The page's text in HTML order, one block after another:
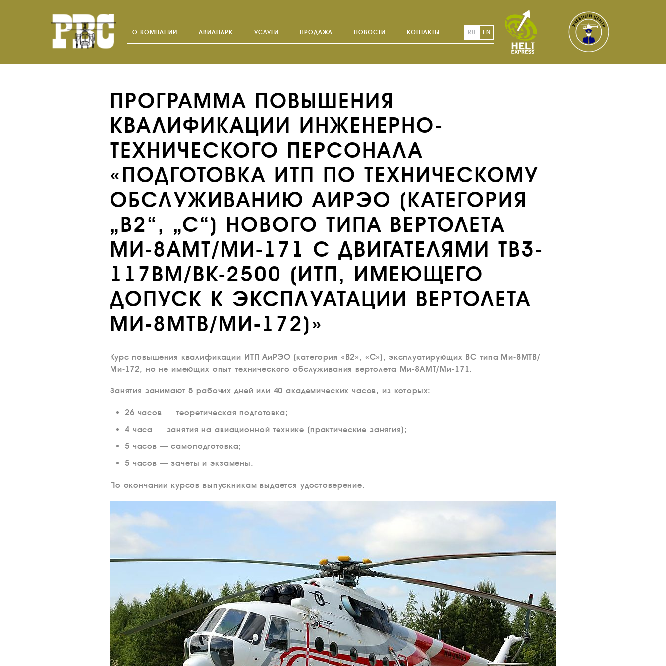
О КОМПАНИИ АВИАПАРК УСЛУГИ ПРОДАЖА НОВОСТИ КОНТАКТЫ RU EN
ПРОГРАММА ПОВЫШЕНИЯ
КВАЛИФИКАЦИИ ИНЖЕНЕРНО-
ТЕХНИЧЕСКОГО ПЕРСОНАЛА
«ПОДГОТОВКА ИТП ПО ТЕХНИЧЕСКОМУ
ОБСЛУЖИВАНИЮ АИРЭО (КАТЕГОРИЯ
„В2“, „С“) НОВОГО ТИПА ВЕРТОЛЕТА
МИ-8АМТ/МИ-171 С ДВИГАТЕЛЯМИ ТВ3-
117ВМ/ВК-2500 (ИТП, ИМЕЮЩЕГО
ДОПУСК К ЭКСПЛУАТАЦИИ ВЕРТОЛЕТА
МИ-8МТВ/МИ-172)»
Курс повышения квалификации ИТП АиРЭО (категория «В2», «С»), эксплуатирующих ВС типа Ми-8МТВ/
Ми-172, но не имеющих опыт технического обслуживания вертолета Ми-8АМТ/Ми-171.
Занятия занимают 5 рабочих дней или 40 академических часов, из которых:
26 часов — теоретическая подготовка;
4 часа — занятия на авиационной технике (практические занятия);
5 часов — самоподготовка;
5 часов — зачеты и экзамены.
По окончании курсов выпускникам выдается удостоверение.